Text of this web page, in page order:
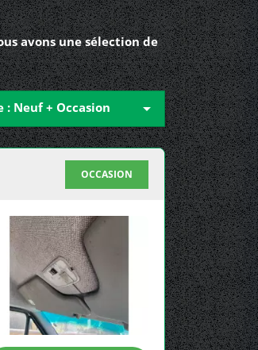
avons une sélection de
: Neuf + Occasion 
OCCASION